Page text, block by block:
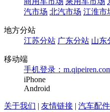
汽市场 北汽市场 江淮市
地方分站
江苏分站 广东分站 山东
移动端
手机登录：
iPhone
Android
关于我们 | 友情链接 | 汽车配